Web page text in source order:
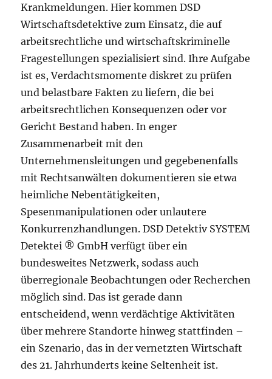
Krankmeldungen. Hier kommen DSD
Wirtschaftsdetektive zum Einsatz, die auf
arbeitsrechtliche und wirtschaftskriminelle
Fragestellungen spezialisiert sind. Ihre Aufgabe
ist es, Verdachtsmomente diskret zu prüfen
und belastbare Fakten zu liefern, die bei
arbeitsrechtlichen Konsequenzen oder vor
Gericht Bestand haben. In enger
Zusammenarbeit mit den
Unternehmensleitungen und gegebenenfalls
mit Rechtsanwälten dokumentieren sie etwa
heimliche Nebentätigkeiten,
Spesenmanipulationen oder unlautere
Konkurrenzhandlungen. DSD Detektiv SYSTEM
Detektei ® GmbH verfügt über ein
bundesweites Netzwerk, sodass auch
überregionale Beobachtungen oder Recherchen
möglich sind. Das ist gerade dann
entscheidend, wenn verdächtige Aktivitäten
über mehrere Standorte hinweg stattfinden –
ein Szenario, das in der vernetzten Wirtschaft
des 21. Jahrhunderts keine Seltenheit ist.